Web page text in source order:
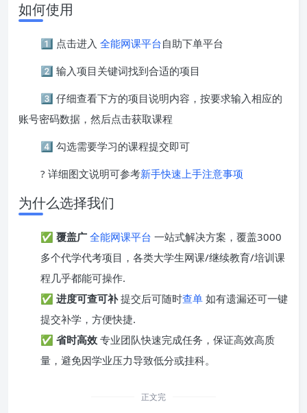
如何使用
1️⃣ 点击进入 全能网课平台自助下单平台
2️⃣ 输入项目关键词找到合适的项目
3️⃣ 仔细查看下方的项目说明内容，按要求输入相应的
账号密码数据，然后点击获取课程
4️⃣ 勾选需要学习的课程提交即可
? 详细图文说明可参考新手快速上手注意事项
为什么选择我们
✅ 覆盖广 全能网课平台 一站式解决方案，覆盖3000
多个代学代考项目，各类大学生网课/继续教育/培训课
程几乎都能可操作.
✅ 进度可查可补提交后可随时查单 如有遗漏还可一键
提交补学，方便快捷.
✅ 省时高效 专业团队快速完成任务，保证高效高质
量，避免因学业压力导致低分或挂科。
正文完